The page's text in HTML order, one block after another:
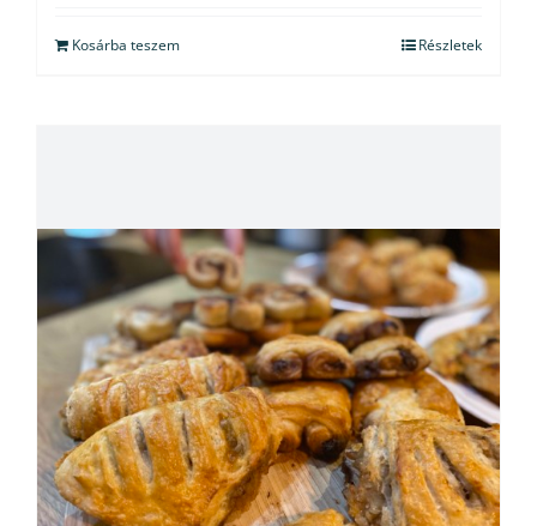
Kosárba teszem Részletek